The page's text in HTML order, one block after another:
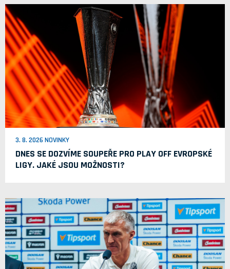
3. 8. 2026 NOVINKY
DNES SE DOZVÍME SOUPEŘE PRO PLAY OFF EVROPSKÉ
LIGY. JAKÉ JSOU MOŽNOSTI?